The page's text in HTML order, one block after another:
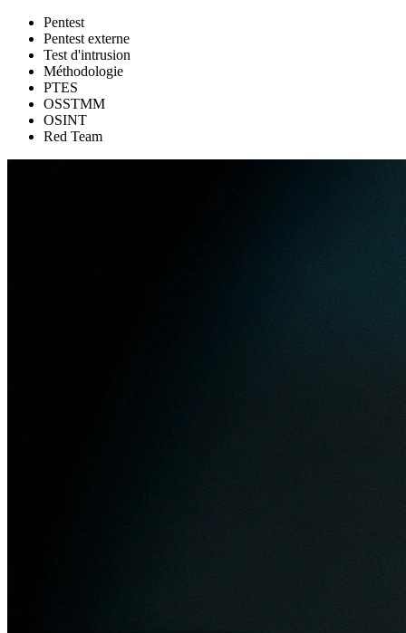
Pentest
Pentest externe
Test d'intrusion
Méthodologie
PTES
OSSTMM
OSINT
Red Team